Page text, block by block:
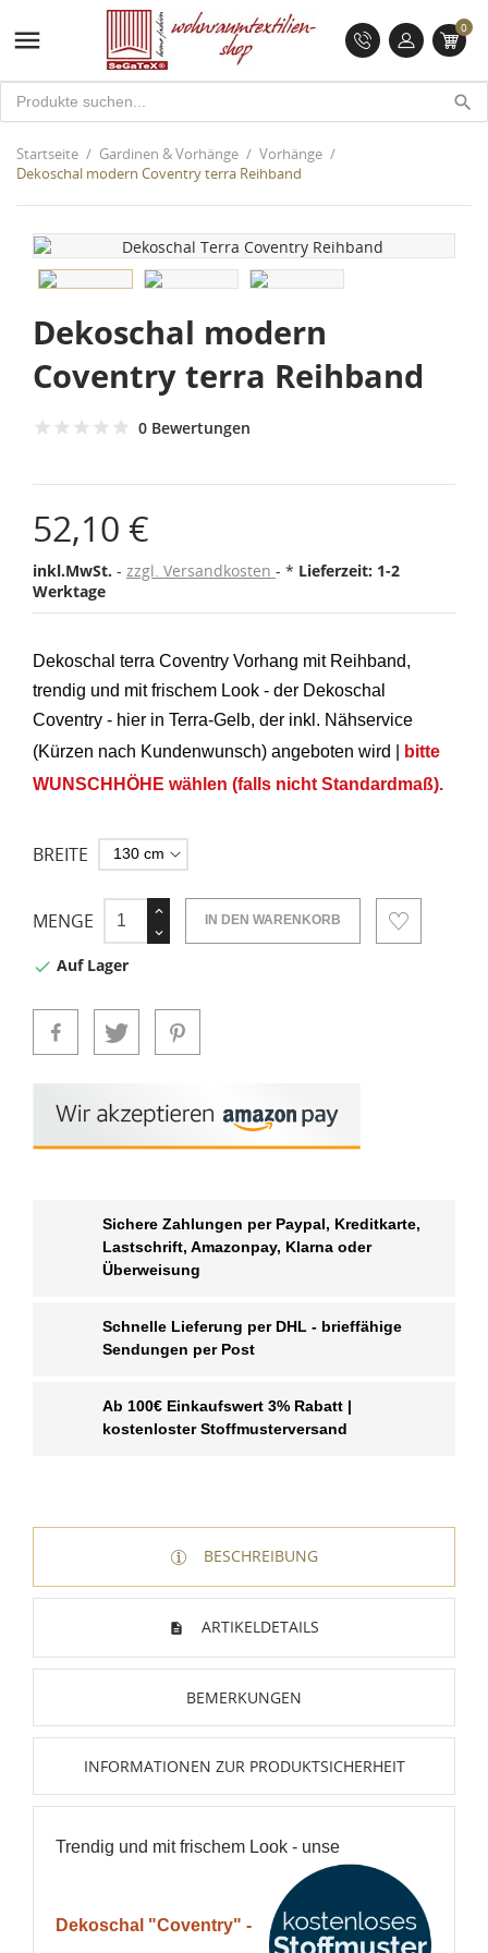
 0
search
Startseite Gardinen & Vorhänge
Vorhänge
Dekoschal modern Coventry terra Reihband
Dekoschal modern
Coventry terra Reihband
0 Bewertungen
52,10 €
inkl.MwSt. zzgl. Versandkosten * Lieferzeit: 1-2
Werktage
Dekoschal terra Coventry Vorhang mit Reihband,
trendig und mit frischem Look - der Dekoschal
Coventry - hier in Terra-Gelb, der inkl. Nähservice
(Kürzen nach Kundenwunsch) angeboten wird
bitte
WUNSCHHÖHE wählen (falls nicht Standardmaß).
BREITE
MENGE IN DEN WARENKORB
 Auf Lager
Sichere Zahlungen per Paypal, Kreditkarte,
Lastschrift, Amazonpay, Klarna oder
Überweisung
Schnelle Lieferung per DHL - brieffähige
Sendungen per Post
Ab 100€ Einkaufswert 3% Rabatt |
kostenloster Stoffmusterversand
BESCHREIBUNG
ARTIKELDETAILS
BEMERKUNGEN
INFORMATIONEN ZUR PRODUKTSICHERHEIT
Trendig und mit frischem Look - unse
Dekoschal "Coventry" -